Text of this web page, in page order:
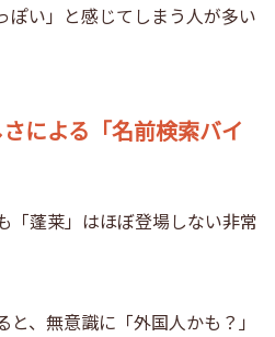
ぽい」と感じてしまう人が多い
による「名前検索バイ
「蓬莱」はほぼ登場しない非常
、無意識に「外国人かも？」